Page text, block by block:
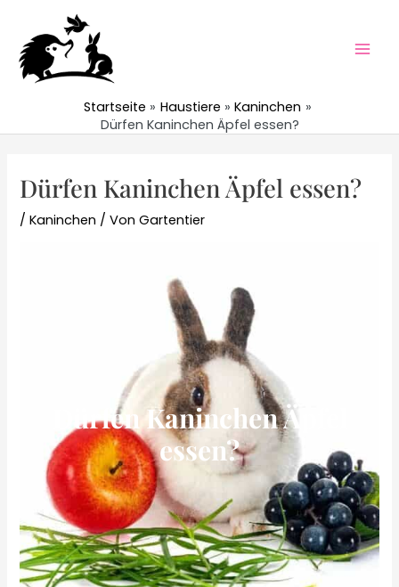
springen
Startseite Haustiere
Kaninchen
Dürfen Kaninchen Äpfel essen?
Dürfen Kaninchen Äpfel essen?
/Kaninchen / VonGartentier
Dürfen Kaninchen Äpfel
essen?